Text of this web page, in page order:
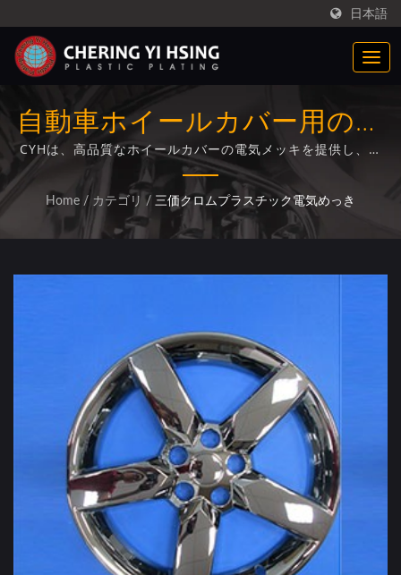
日本語
自動車ホイールカバー用のプ
ロフェッショナルな三価クロ
ムメッキ
CYHは、高品質なホイールカバーの電気メッキを提供し、先
進的な多層ニッケルメッキプロセス、完全な金型設計、射出
成形、厳格な熱サイクルテストを行い、優れた耐久性と耐腐
食性を実現しています。
Home / カテゴリ / 三価クロムプラスチック電気めっき